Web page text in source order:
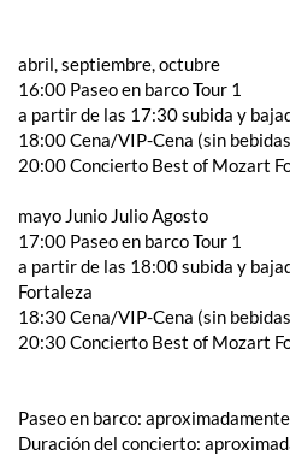
abril, septiembre, octubre
16:00 Paseo en barco Tour 1
a partir de las 17:30 subida y
18:00 Cena/VIP-Cena (sin
20:00 Concierto Best of Mozart
mayo Junio ​​Julio Agosto
17:00 Paseo en barco Tour 1
a partir de las 18:00 subida y
Fortaleza
18:30 Cena/VIP-Cena (sin
20:30 Concierto Best of Mozart
Paseo en barco:
Duración del concierto: